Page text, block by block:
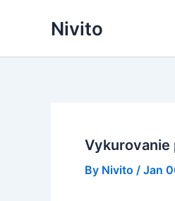
Nivito
Vykurovanie
By Nivito / Jan